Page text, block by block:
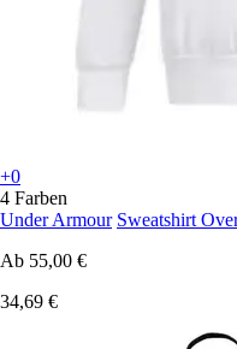
+0
4 Farben
Under Armour Sweatshirt
Ab 55,00 €
34,69 €